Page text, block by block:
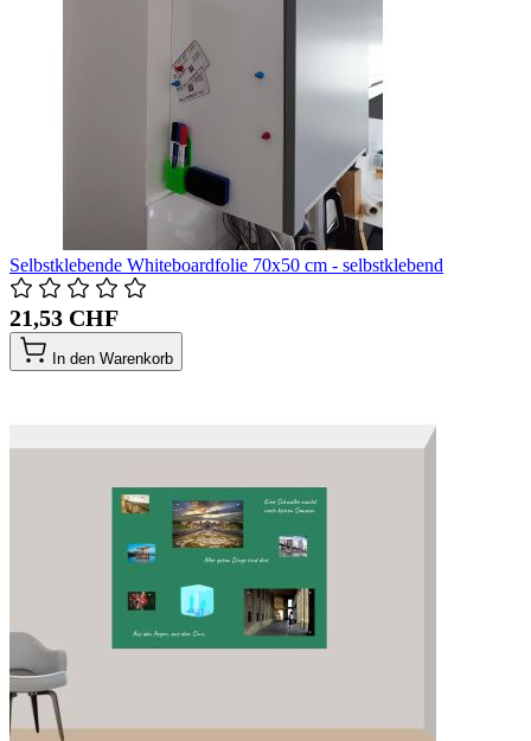
Selbstklebende Whiteboardfolie 70x50 cm - selbstklebend
21,53 CHF
In den Warenkorb